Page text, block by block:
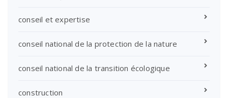
conseil et expertise
conseil national de la protection de la nature
conseil national de la transition écologique
construction